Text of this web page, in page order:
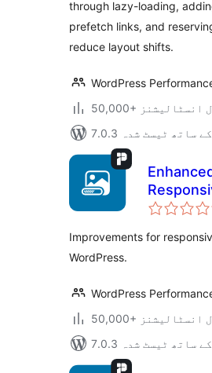
through lazy-loading,
prefetch links, and
reduce layout shifts.
WordPress
فعال انسٹالیشنز
7.0.3 کے ساتھ ٹیسٹ شدہ
Improvements for
WordPress.
WordPress
فعال انسٹالیشنز
7.0.3 کے ساتھ ٹیسٹ شدہ